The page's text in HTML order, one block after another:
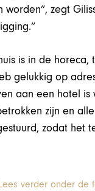
worden”, zegt
is in de
gelukkig op
aan een hotel
zijn en
zodat het
verder onder de